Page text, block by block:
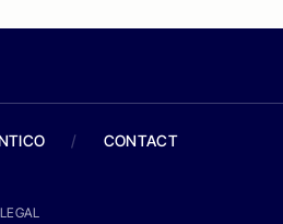
/ CONTACT
LEGAL